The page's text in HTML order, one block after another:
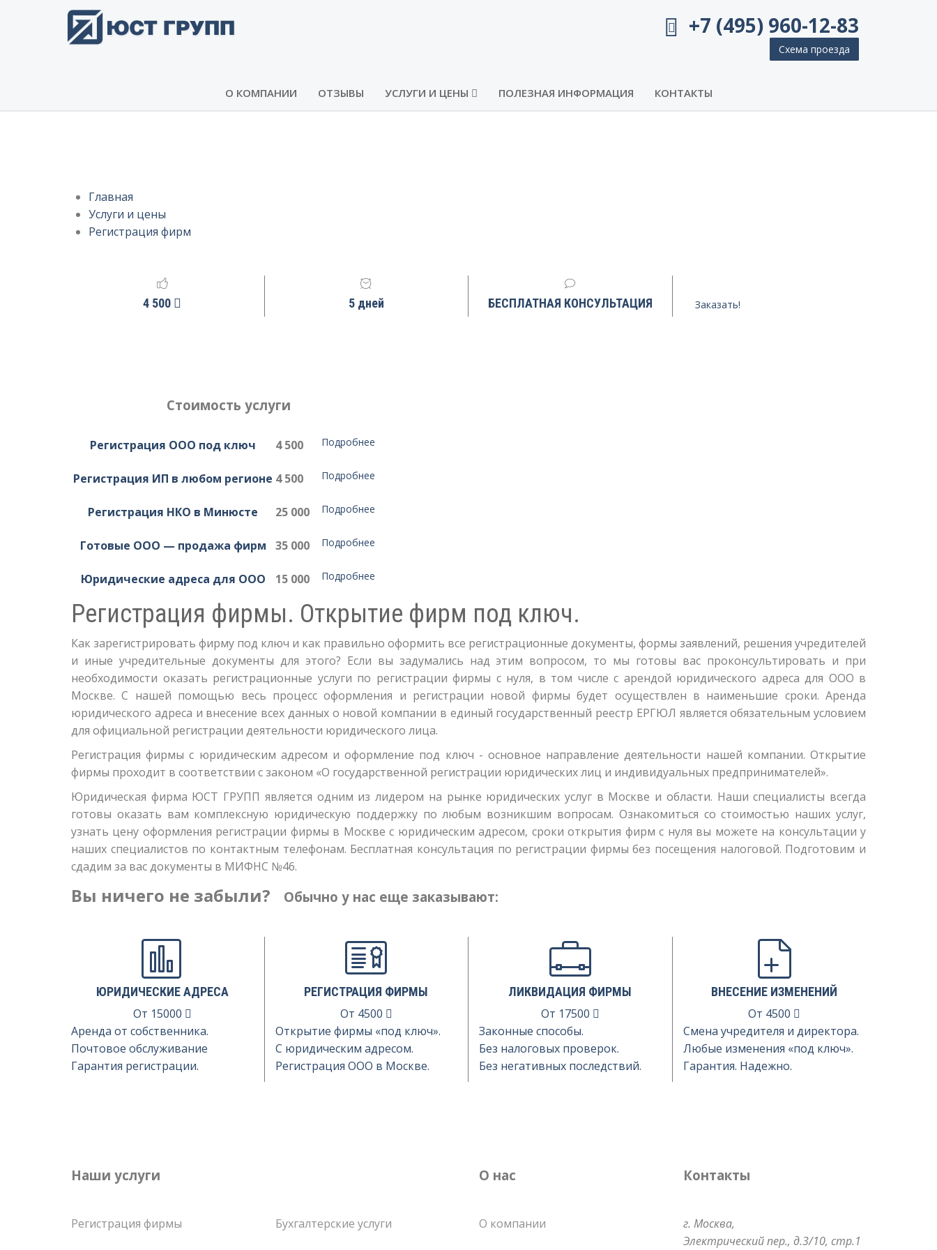
+7 (495) 960-12-83
Схема проезда
О КОМПАНИИ ОТЗЫВЫ УСЛУГИ И ЦЕНЫ ПОЛЕЗНАЯ ИНФОРМАЦИЯ КОНТАКТЫ
Главная
Услуги и цены
Регистрация фирм
4 500 5 дней БЕСПЛАТНАЯ КОНСУЛЬТАЦИЯ Заказать!
Стоимость услуги
Регистрация ООО под ключ 4 500 Подробнее
Регистрация ИП в любом регионе 4 500 Подробнее
Регистрация НКО в Минюсте 25 000 Подробнее
Готовые ООО — продажа фирм 35 000 Подробнее
Юридические адреса для ООО 15 000 Подробнее
Регистрация фирмы. Открытие фирм под ключ.
Как зарегистрировать фирму под ключ и как правильно оформить все регистрационные документы, формы заявлений, решения учредителей
и иные учредительные документы для этого? Если вы задумались над этим вопросом, то мы готовы вас проконсультировать и при
необходимости оказать регистрационные услуги по регистрации фирмы с нуля, в том числе с арендой юридического адреса для ООО в
Москве. С нашей помощью весь процесс оформления и регистрации новой фирмы будет осуществлен в наименьшие сроки. Аренда
юридического адреса и внесение всех данных о новой компании в единый государственный реестр ЕРГЮЛ является обязательным условием
для официальной регистрации деятельности юридического лица.
Регистрация фирмы с юридическим адресом и оформление под ключ - основное направление деятельности нашей компании. Открытие
фирмы проходит в соответствии с законом «О государственной регистрации юридических лиц и индивидуальных предпринимателей».
Юридическая фирма ЮСТ ГРУПП является одним из лидером на рынке юридических услуг в Москве и области. Наши специалисты всегда
готовы оказать вам комплексную юридическую поддержку по любым возникшим вопросам. Ознакомиться со стоимостью наших услуг,
узнать цену оформления регистрации фирмы в Москве с юридическим адресом, сроки открытия фирм с нуля вы можете на консультации у
наших специалистов по контактным телефонам. Бесплатная консультация по регистрации фирмы без посещения налоговой. Подготовим и
сдадим за вас документы в МИФНС №46.
Вы ничего не забыли? Обычно у нас еще заказывают:
ЮРИДИЧЕСКИЕ АДРЕСА
От 15000
Аренда от собственника.
Почтовое обслуживание
Гарантия регистрации.
РЕГИСТРАЦИЯ ФИРМЫ
От 4500
Открытие фирмы «под ключ».
С юридическим адресом.
Регистрация ООО в Москве.
ЛИКВИДАЦИЯ ФИРМЫ
От 17500
Законные способы.
Без налоговых проверок.
Без негативных последствий.
ВНЕСЕНИЕ ИЗМЕНЕНИЙ
От 4500
Смена учредителя и директора.
Любые изменения «под ключ».
Гарантия. Надежно.
Наши услуги
Регистрация фирмы Бухгалтерские услуги
О нас
О компании
Контакты
г. Москва,
Электрический пер., д.3/10, стр.1